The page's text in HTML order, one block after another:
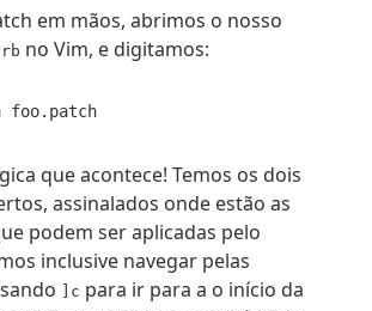
em mãos, abrimos o nosso
no Vim, e digitamos:
que acontece! Temos os dois
assinalados onde estão as
podem ser aplicadas pelo
inclusive navegar pelas
]c para ir para a o início da